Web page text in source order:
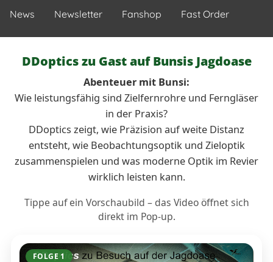
News Newsletter Fanshop Fast Order
DDoptics zu Gast auf Bunsis Jagdoase
Abenteuer mit Bunsi:
Wie leistungsfähig sind Zielfernrohre und Ferngläser
in der Praxis?
DDoptics zeigt, wie Präzision auf weite Distanz
entsteht, wie Beobachtungsoptik und Zieloptik
zusammenspielen und was moderne Optik im Revier
wirklich leisten kann.
Tippe auf ein Vorschaubild – das Video öffnet sich
direkt im Pop-up.
FOLGE 1